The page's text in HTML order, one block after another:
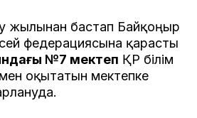
жылынан бастап Байқоңыр
федерациясына қарасты
№7 мектеп ҚР білім
оқытатын мектепке